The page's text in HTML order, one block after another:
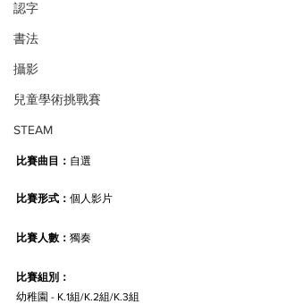
認字
書法
攝影
兒童學術挑戰賽
STEAM
比賽曲目： 自選
比賽形式： 個人影片
比賽人數： 獨奏
比賽組別：
幼稚園 - K.1組/K.2組/K.3組